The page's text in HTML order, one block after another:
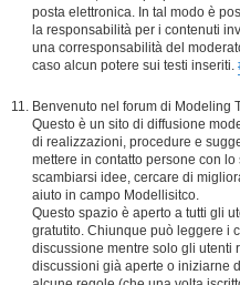
posta elettronica. In tal modo è
la responsabilità per i contenuti
una corresponsabilità del
caso alcun potere sui testi inseriti.
Benvenuto nel forum di Modeling
Questo è un sito di diffusione
di realizzazioni, procedure e
mettere in contatto persone con
scambiarsi idee, cercare di
aiuto in campo Modellisitco.
Questo spazio è aperto a tutti gli
gratutito. Chiunque può leggere i
discussione mentre solo gli utenti
discussioni già aperte o iniziarne